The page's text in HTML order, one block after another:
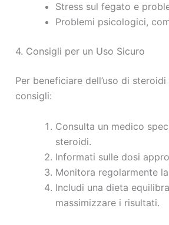
Stress sul fegato e
Problemi psicologici,
4. Consigli per un Uso Sicuro
Per beneficiare dell’uso di
consigli:
Consulta un medico
steroidi.
Informati sulle dosi
Monitora regolarmente
Includi una dieta
massimizzare i risultati.